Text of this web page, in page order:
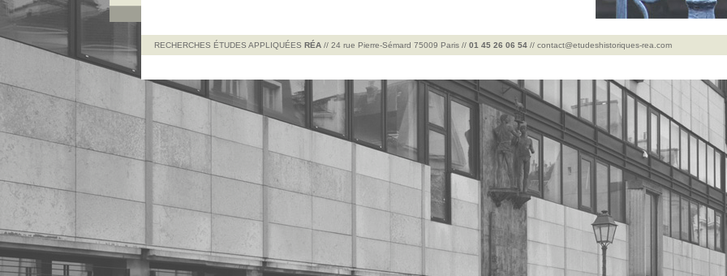
RECHERCHES ÉTUDES APPLIQUÉES RÉA // 24 rue Pierre-Sémard 75009 Paris // 01 45 26 06 54 // contact@etudeshistoriques-rea.com